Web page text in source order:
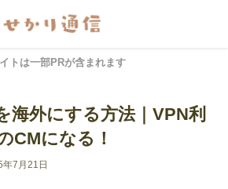
トは一部PRが含まれます
海外にする方法｜VPN利
CMになる！
7月21日